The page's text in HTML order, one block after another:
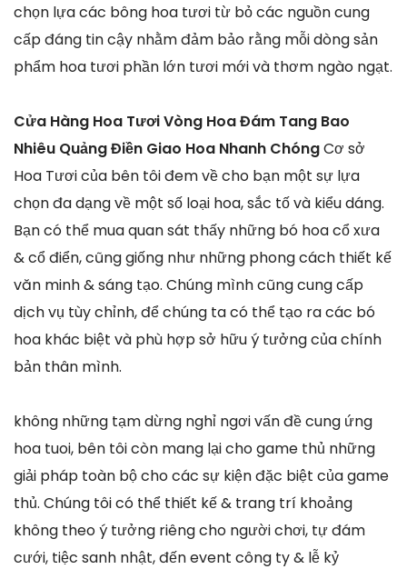
chọn lựa các bông hoa tươi từ bỏ các nguồn cung
cấp đáng tin cậy nhằm đảm bảo rằng mỗi dòng sản
phẩm hoa tươi phần lớn tươi mới và thơm ngào ngạt.
Cửa Hàng Hoa Tươi Vòng Hoa Đám Tang Bao
Nhiêu Quảng Điền Giao Hoa Nhanh ChóngCơ sở
Hoa Tươi của bên tôi đem về cho bạn một sự lựa
chọn đa dạng về một số loại hoa, sắc tố và kiểu dáng.
Bạn có thể mua quan sát thấy những bó hoa cổ xưa
& cổ điển, cũng giống như những phong cách thiết kế
văn minh & sáng tạo. Chúng mình cũng cung cấp
dịch vụ tùy chỉnh, để chúng ta có thể tạo ra các bó
hoa khác biệt và phù hợp sở hữu ý tưởng của chính
bản thân mình.
không những tạm dừng nghỉ ngơi vấn đề cung ứng
hoa tuoi, bên tôi còn mang lại cho game thủ những
giải pháp toàn bộ cho các sự kiện đặc biệt của game
thủ. Chúng tôi có thể thiết kế & trang trí khoảng
không theo ý tưởng riêng cho người chơi, tự đám
cưới, tiệc sanh nhật, đến event công ty & lễ kỷ